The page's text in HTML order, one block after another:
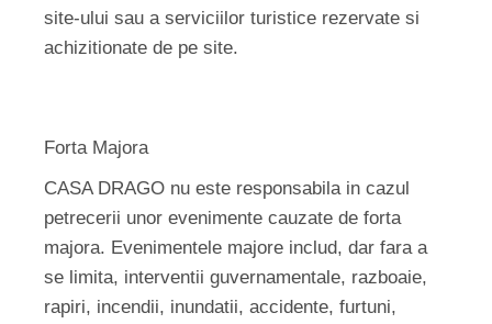
site-ului sau a serviciilor turistice rezervate si
achizitionate de pe site.
Forta Majora
CASA DRAGO nu este responsabila in cazul
petrecerii unor evenimente cauzate de forta
majora. Evenimentele majore includ, dar fara a
se limita, interventii guvernamentale, razboaie,
rapiri, incendii, inundatii, accidente, furtuni,